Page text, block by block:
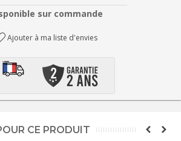
sur commande
Ajouter à ma liste d'envies
CE PRODUIT